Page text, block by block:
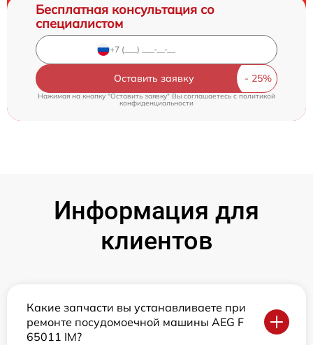
Бесплатная консультация со
специалистом
Оставить заявку
Нажимая на кнопку "Оставить заявку" Вы соглашаетесь cполитикой
конфиденциальности
Информация для
клиентов
Какие запчасти вы устанавливаете при
ремонте посудомоечной машины AEG F
65011 IM?